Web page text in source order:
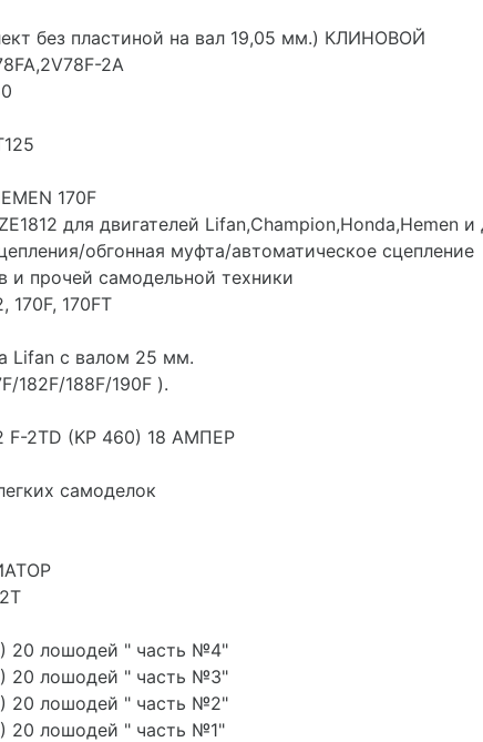
без пластиной на вал 19,05 мм.) КЛИНОВОЙ
2A
170F
для двигателей Lifan,Champion,Honda,Hemen и
обгонная муфта/автоматическое сцепление
и прочей самодельной техники
170F, 170FT
Lifan с валом 25 мм.
182F/188F/190F ).
F-2TD (KP 460) 18 АМПЕР
самоделок
20 лошодей " часть №4"
20 лошодей " часть №3"
20 лошодей " часть №2"
20 лошодей " часть №1"